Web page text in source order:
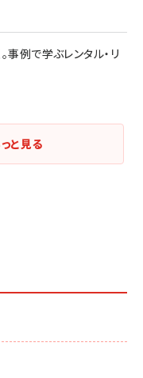
事例で学ぶレンタル・リ
と見る